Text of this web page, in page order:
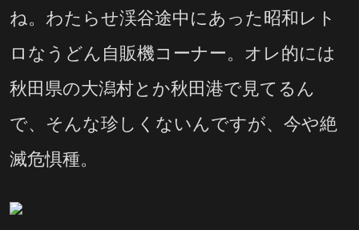
ね。わたらせ渓谷途中にあった昭和レト
ロなうどん自販機コーナー。オレ的には
秋田県の大潟村とか秋田港で見てるん
で、そんな珍しくないんですが、今や絶
滅危惧種。